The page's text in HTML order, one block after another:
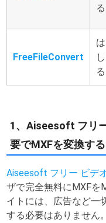
る
FreeFileConvert
る
1、Aiseesoft フリ
要でMXFを変換する
Aiseesoft フリー ビデ
ザで完全無料にMXFを
イトには、広告など一
する必要はありません。